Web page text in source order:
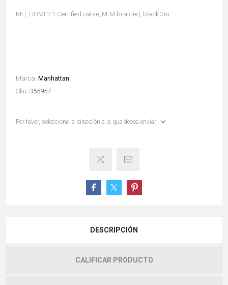
MH, HDMI 2.1 Certified cable, M-M braided, black 3m
Marca: Manhattan
Sku: 355957
Por favor, seleccione la dirección a la que desea enviar
DESCRIPCIÓN
CALIFICAR PRODUCTO